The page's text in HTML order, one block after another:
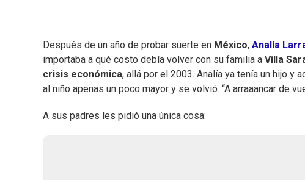
Después de un año de probar suerte en México, Analía
importaba a qué costo debía volver con su familia a Villa
crisis económica, allá por el 2003. Analía ya tenía un hijo y
al niño apenas un poco mayor y se volvió. “A arraaancar de
A sus padres les pidió una única cosa: